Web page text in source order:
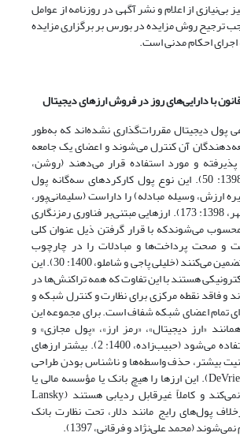
بی‌نیازی از اعلام و نشر آگهی در روزنامه از عوامل
ترجیح روش مزایده در بورس بر برگزاری مزایده
احکام مدنی است.
های روز در فروش ارزهای دیجیتال
پول دیجیتال مقررات‌گذاری نشده‌اند که به‌طور
آن کنترل می‌شوند و اعضای یک جامعه
و مورد استفاده قرار می‌دهند (روشن،
مظفری و میرزایی، 1398: 50). این نوع پول کارکردهای سه‌گانه پول
وسیله مبادله) را داراست (سلیمانی‌پور،
سلطانی‌‌نژاد و پورمطهر، 1398: 173). ارزهایی مبتنی‌بر فناوری رمزنگاری
می‌شوندکه با قرار گرفتن ذیل عنوان کلی
و صحت پرداخت‌ها و مبادلات را در چارچوب
عملکردی مشخص، تضمین می‌کنند (خلیلی پاجی و شاملو، 1400: 30). این
هستند با این تفاوت که همه تراکنش‌ها در
و فاقد نقطه مرکزی برای نظارت و کنترل شبکه و
تمام اعضای شبکه شفاف است. برای مجموعه این
«ارز دیجیتال»، «رمز ارز»، «پول مجازی» و
«کریپتوکارنسی» استفاده می‌شود (حبیب‌زاده، 1400: 2). بیشتر ارزهای
بیشتر، حذف واسطه‌ها و ناشناس بودن طراحی
شده‌اند (DeVries, 2016: 1). این ارزها را هیچ بانک یا مؤسسه مالی یا
حتی دولتی کنترل نمی‌کند و کاملاً غیرقابل ردیابی هستند (Lansky,
برخلاف پول‌های رایج مانند دلار، تحت نظارت بانک
(محمد علی‌نژاد و فرقانی، 1397).